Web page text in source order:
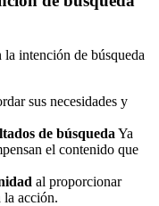
intención de búsqueda
sus necesidades y
de búsqueda Ya
el contenido que
al proporcionar
acción.